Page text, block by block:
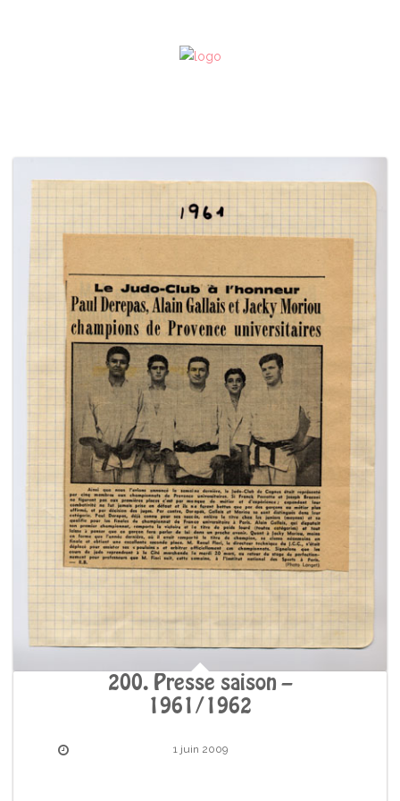
200. Presse saison –
1961/1962
1 juin 2009